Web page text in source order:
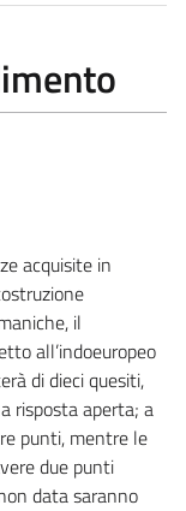
acquisite in
il
all’indoeuropeo
di dieci quesiti,
risposta aperta; a
punti, mentre le
due punti
data saranno